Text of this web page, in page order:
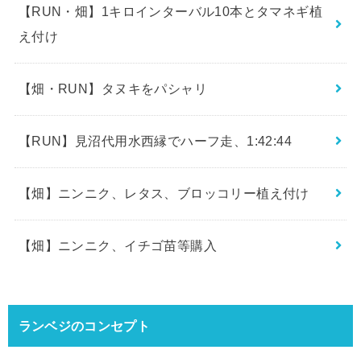
【RUN・畑】1キロインターバル10本とタマネギ植
え付け
【畑・RUN】タヌキをパシャリ
【RUN】見沼代用水西縁でハーフ走、1:42:44
【畑】ニンニク、レタス、ブロッコリー植え付け
【畑】ニンニク、イチゴ苗等購入
ランベジのコンセプト